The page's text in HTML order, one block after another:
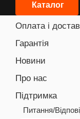
Каталог
Оплата і
Гарантiя
Новини
Про нас
Підтримка
Питання/